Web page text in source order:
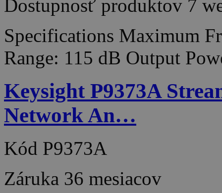
Dostupnosť produktov 7
Specifications Maximum
Range: 115 dB Output
Keysight P9373A
Network An…
Kód P9373A
Záruka 36 mesiacov